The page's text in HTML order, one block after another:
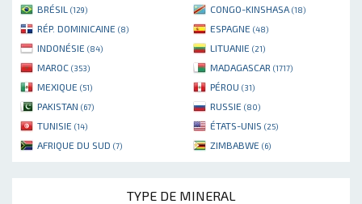
BRÉSIL (129) CONGO-KINSHASA (18)
RÉP. DOMINICAINE (8) ESPAGNE (48)
INDONÉSIE (84) LITUANIE (21)
MAROC (353) MADAGASCAR (1717)
MEXIQUE (51) PÉROU (31)
PAKISTAN (67) RUSSIE (80)
TUNISIE (14) ÉTATS-UNIS (25)
AFRIQUE DU SUD (7) ZIMBABWE (6)
TYPE DE MINERAL